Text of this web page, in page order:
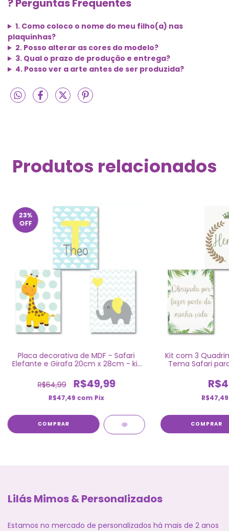
? Perguntas Frequentes
1. Como coloco o nome do meu filho(a) nas
plaquinhas?
2. Posso alterar as cores do modelo?
3. Qual o prazo de produção e entrega?
4. Posso ver a arte antes de ser produzida?
Produtos relacionados
23%
OFF
Placa decorativa de MDF - Safari
Elefante e Girafa 20cm x 28cm - kit
R$64,99
R$49,99
R$47,49 com Pix
COMPRAR
Kit com 3
Tema Safari
COMPRAR
Lilás Mimos & Personalizados
Estamos no mercado de personalizados há mais de 2 anos